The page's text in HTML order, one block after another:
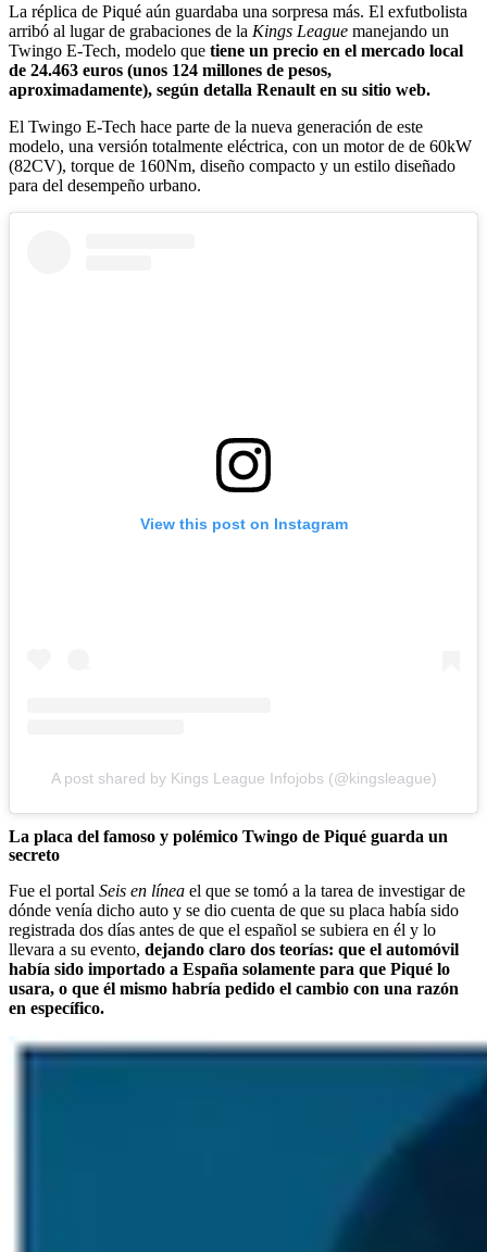
La réplica de Piqué aún guardaba una sorpresa más. El exfutbolista
arribó al lugar de grabaciones de la Kings League manejando un
Twingo E-Tech, modelo que tiene un precio en el mercado local
de 24.463 euros (unos 124 millones de pesos,
aproximadamente), según detalla Renault en su sitio web.
El Twingo E-Tech hace parte de la nueva generación de este
modelo, una versión totalmente eléctrica, con un motor de de 60kW
(82CV), torque de 160Nm, diseño compacto y un estilo diseñado
para del desempeño urbano.
View this post on Instagram
A post shared by Kings League Infojobs (@kingsleague)
La placa del famoso y polémico Twingo de Piqué guarda un
secreto
Fue el portal Seis en línea el que se tomó a la tarea de investigar de
dónde venía dicho auto y se dio cuenta de que su placa había sido
registrada dos días antes de que el español se subiera en él y lo
llevara a su evento, dejando claro dos teorías: que el automóvil
había sido importado a España solamente para que Piqué lo
usara, o que él mismo habría pedido el cambio con una razón
en específico.